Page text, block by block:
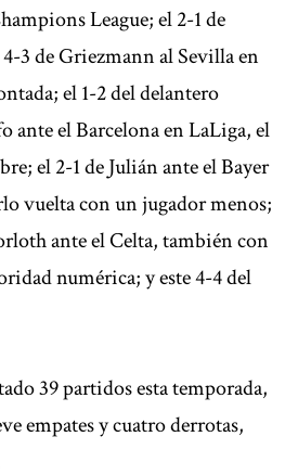
League; el 2-1 de
3 de Griezmann al Sevilla en
el 1-2 del delantero
ante el Barcelona en LaLiga, el
el 2-1 de Julián ante el Bayer
vuelta con un jugador menos;
ante el Celta, también con
numérica; y este 4-4 del
39 partidos esta temporada,
empates y cuatro derrotas,